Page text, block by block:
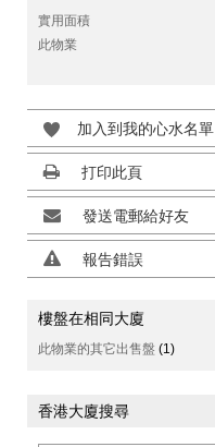
實用面積
此物業
加入到我的心水名單
打印此頁
發送電郵給好友
報告錯誤
樓盤在相同大廈
此物業的其它出售盤 (1)
香港大廈搜尋